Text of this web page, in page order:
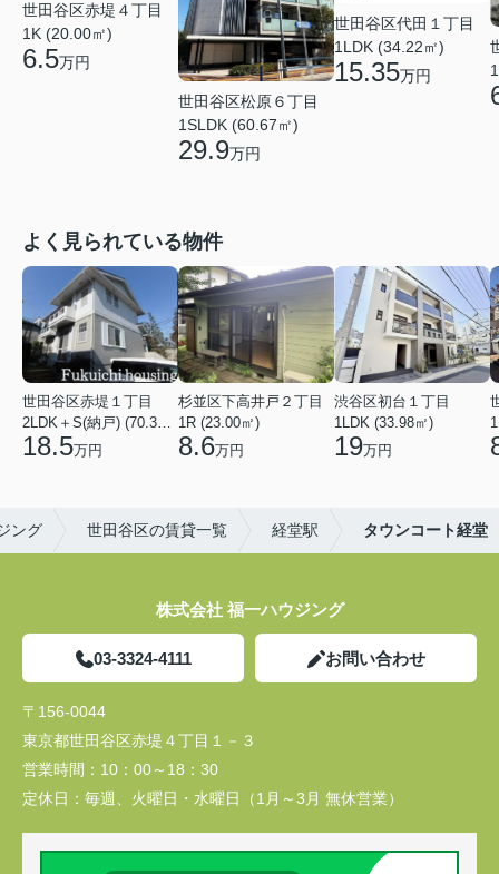
世田谷区赤堤４丁目
1K (20.00㎡)
6.5万円
世田谷区松原６丁目
1SLDK (60.67㎡)
29.9万円
世田谷区代田１丁目
1LDK (34.22㎡)
15.35万円
よく見られている物件
世田谷区赤堤１丁目
18.5万円
杉並区下高井戸２丁目
1R (23.00㎡)
8.6万円
渋谷区初台１丁目
1LDK (33.98㎡)
19万円
ング 世田谷区の賃貸一覧 経堂駅 タウンコート経堂
株式会社 福一ハウジング
03-3324-4111 お問い合わせ
〒156-0044
東京都世田谷区赤堤４丁目１－３
営業時間： 10：00～18：30
定休日： 毎週、火曜日・水曜日（1月～3月 無休営業）